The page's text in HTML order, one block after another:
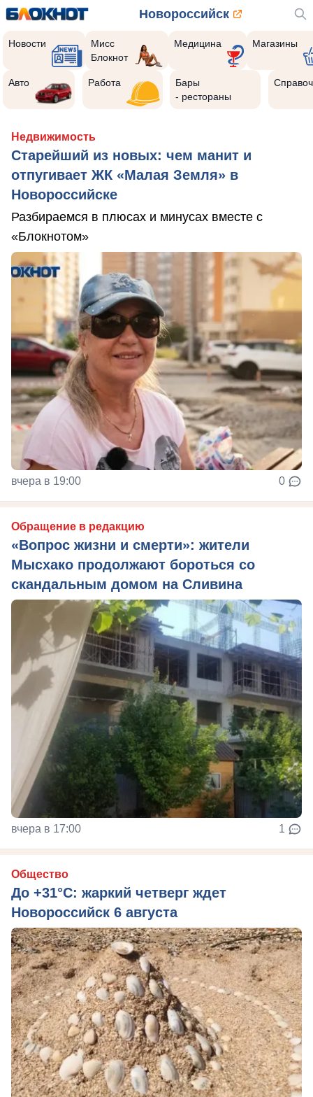
Новороссийск
Новости
Мисс
Блокнот
Медицина Магазины
Авто Работа
Бары
- рестораны
Недвижимость
Старейший из новых: чем манит и
отпугивает ЖК «Малая Земля» в
Новороссийске
Разбираемся в плюсах и минусах вместе с
«Блокнотом»
вчера в 19:00 0
Обращение в редакцию
«Вопрос жизни и смерти»: жители
Мысхако продолжают бороться со
скандальным домом на Сливина
вчера в 17:00 1
Общество
До +31°C: жаркий четверг ждет
Новороссийск 6 августа